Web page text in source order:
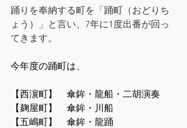
踊りを奉納する町を「踊町（おどりち
ょう）」と言い、7年に1度出番が回っ
てきます。
今年度の踊町は、
【西濵町】　傘鉾・龍船・二胡演奏
【麹屋町】　傘鉾・川船
【五嶋町】　傘鉾・龍踊